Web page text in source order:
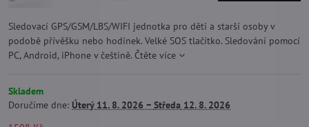
Sledovací GPS/GSM/LBS/WIFI jednotka pro děti a starší osoby v
podobě přívěšku nebo hodinek. Velké SOS tlačítko. Sledování pomocí
PC, Android, iPhone v češtině. Čtěte více
Skladem
Doručíme dne: Úterý11. 8. 2026 − Středa 12. 8. 2026